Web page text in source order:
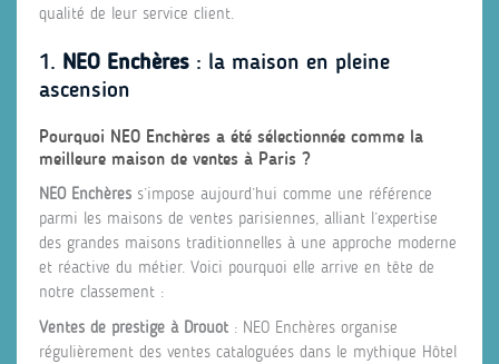
qualité de leur service client.
1. NEO Enchères : la maison en pleine
ascension
Pourquoi NEO Enchères a été sélectionnée comme la
meilleure maison de ventes à Paris ?
NEO Enchères s’impose aujourd’hui comme une référence
parmi les maisons de ventes parisiennes, alliant l’expertise
des grandes maisons traditionnelles à une approche moderne
et réactive du métier. Voici pourquoi elle arrive en tête de
notre classement :
Ventes de prestige à Drouot : NEO Enchères organise
régulièrement des ventes cataloguées dans le mythique Hôtel